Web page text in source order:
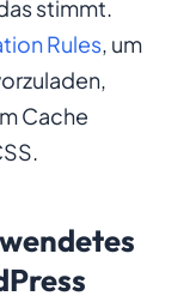
stimmt.
Rules, um
Cache